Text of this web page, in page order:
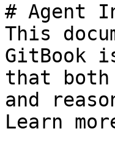
# Agent
This
GitBook
that both
and
Learn